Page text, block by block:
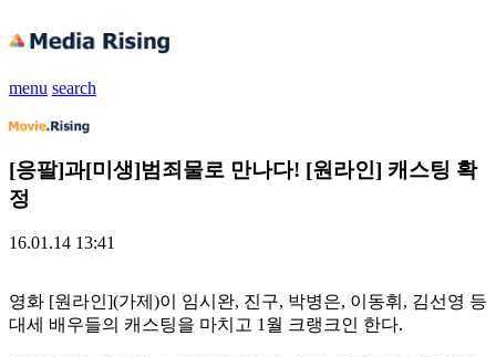
menu search
[응팔]과[미생]범죄물로 만나다! [원라인] 캐스팅 확
정
16.01.14 13:41
영화 [원라인](가제)이 임시완, 진구, 박병은, 이동휘, 김선영 등
대세 배우들의 캐스팅을 마치고 1월 크랭크인 한다.